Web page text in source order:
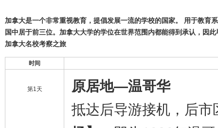
加拿大是一个非常重视教育，提倡发展一流的学校的国家。 用于教育
国中居于前三位。加拿大大学的学位在世界范围内都能得到承认，因
加拿大名校考察之旅
时间
第1天
原居地—温哥华
抵达后导游接机，后